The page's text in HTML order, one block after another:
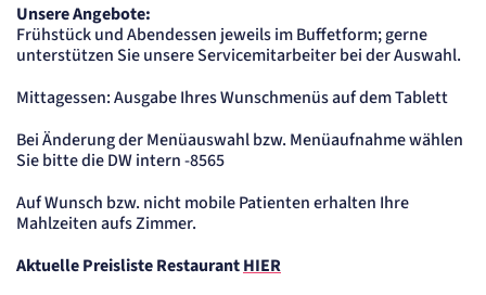
Unsere Angebote:
Frühstück und Abendessen jeweils im Buffetform; gerne
unterstützen Sie unsere Servicemitarbeiter bei der Auswahl.
Mittagessen: Ausgabe Ihres Wunschmenüs auf dem Tablett
Bei Änderung der Menüauswahl bzw. Menüaufnahme wählen
Sie bitte die DW intern -8565
Auf Wunsch bzw. nicht mobile Patienten erhalten Ihre
Mahlzeiten aufs Zimmer.
Aktuelle Preisliste RestaurantHIER